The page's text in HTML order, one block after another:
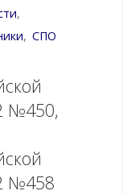
,
, СПО
№450,
№458